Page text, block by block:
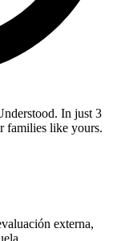
In just 3
families like yours.
externa,